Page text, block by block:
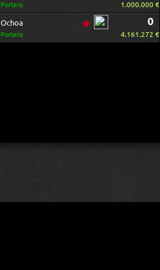
Portero 1.000.000 €
Ochoa
Portero
0
4.161.272 €